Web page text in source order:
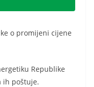
o promijeni cijene
Republike
ih poštuje.